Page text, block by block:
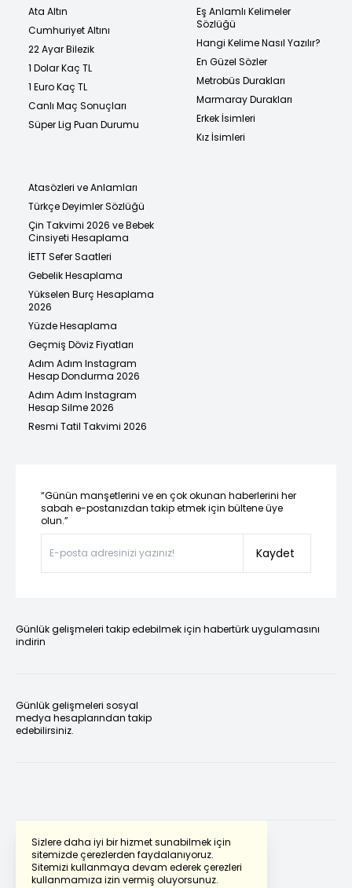
Sizlere daha iyi bir hizmet sunabilmek için
sitemizde çerezlerden faydalanıyoruz.
Sitemizi kullanmaya devam ederek çerezleri
kullanmamıza izin vermiş oluyorsunuz.
Ata Altın
Cumhuriyet Altını
22 Ayar Bilezik
1 Dolar Kaç TL
1 Euro Kaç TL
Canlı Maç Sonuçları
Süper Lig Puan Durumu
Eş Anlamlı Kelimeler
Sözlüğü
Hangi Kelime Nasıl Yazılır?
En Güzel Sözler
Metrobüs Durakları
Marmaray Durakları
Erkek İsimleri
Kız İsimleri
Atasözleri ve Anlamları
Türkçe Deyimler Sözlüğü
Çin Takvimi 2026 ve Bebek
Cinsiyeti Hesaplama
İETT Sefer Saatleri
Gebelik Hesaplama
Yükselen Burç Hesaplama
2026
Yüzde Hesaplama
Geçmiş Döviz Fiyatları
Adım Adım Instagram
Hesap Dondurma 2026
Adım Adım Instagram
Hesap Silme 2026
Resmi Tatil Takvimi 2026
“Günün manşetlerini ve en çok okunan haberlerini her
sabah e-postanızdan takip etmek için bültene üye
olun.”
Kaydet
Günlük gelişmeleri takip edebilmek için habertürk uygulamasını
indirin
Günlük gelişmeleri sosyal
medya hesaplarından takip
edebilirsiniz.
Powered by Translate